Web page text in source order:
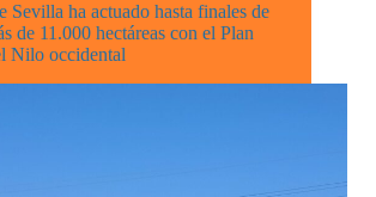
Sevilla ha actuado hasta finales de
de 11.000 hectáreas con el Plan
Nilo occidental